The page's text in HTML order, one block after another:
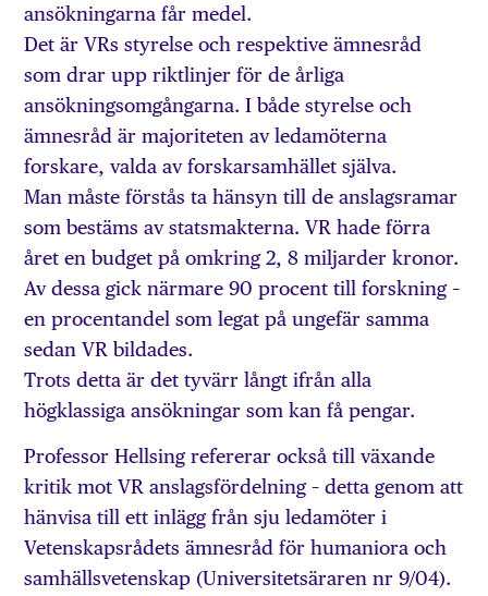
ansökningarna får medel.
Det är VRs styrelse och respektive ämnesråd
som drar upp riktlinjer för de årliga
ansökningsomgångarna. I både styrelse och
ämnesråd är majoriteten av ledamöterna
forskare, valda av forskarsamhället själva.
Man måste förstås ta hänsyn till de anslagsramar
som bestäms av statsmakterna. VR hade förra
året en budget på omkring 2, 8 miljarder kronor.
Av dessa gick närmare 90 procent till forskning –
en procentandel som legat på ungefär samma
sedan VR bildades.
Trots detta är det tyvärr långt ifrån alla
högklassiga ansökningar som kan få pengar.
Professor Hellsing refererar också till växande
kritik mot VR anslagsfördelning – detta genom att
hänvisa till ett inlägg från sju ledamöter i
Vetenskapsrådets ämnesråd för humaniora och
samhällsvetenskap (Universitetsäraren nr 9/04).